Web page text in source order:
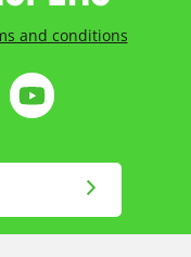
and conditions